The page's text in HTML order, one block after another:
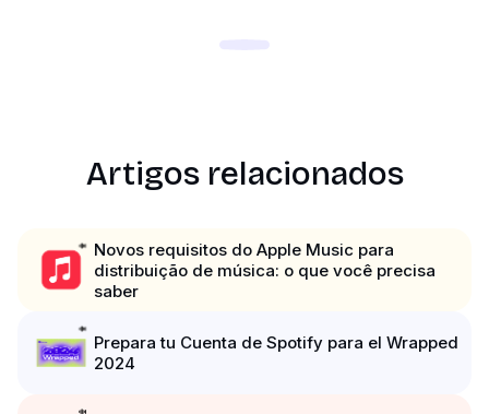
Artigos relacionados
Novos requisitos do Apple Music para
distribuição de música: o que você precisa
saber
Prepara tu Cuenta de Spotify para el Wrapped
2024